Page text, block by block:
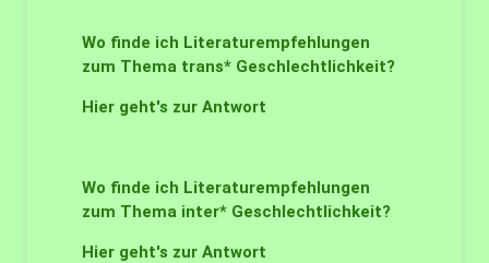
Wo finde ich Literaturempfehlungen
zum Thema trans* Geschlechtlichkeit?
Hier geht's zur Antwort
Wo finde ich Literaturempfehlungen
zum Thema inter* Geschlechtlichkeit?
Hier geht's zur Antwort